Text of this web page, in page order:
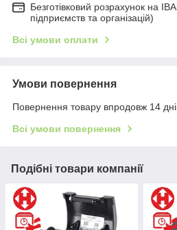
Безготівковий розрахунок на
підприємств та організацій)
Всі умови оплати
Умови повернення
Повернення товару впродовж 14
Всі умови повернення
Подібні товари компанії